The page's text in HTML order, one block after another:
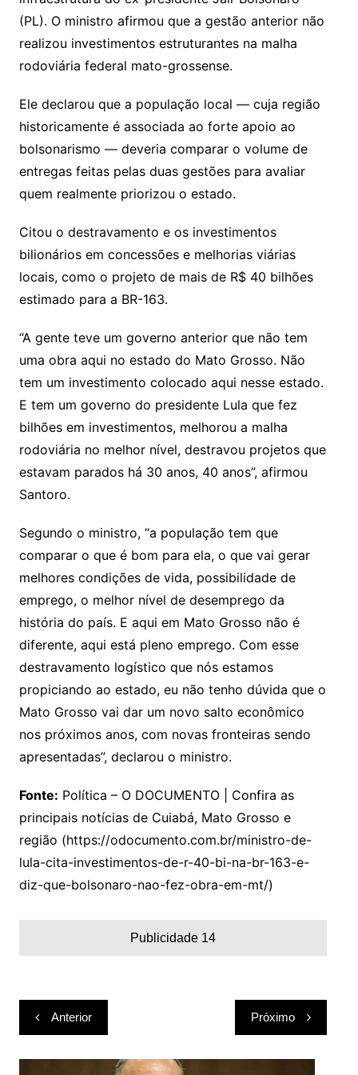
(PL). O ministro afirmou que a gestão anterior não
realizou investimentos estruturantes na malha
rodoviária federal mato-grossense.
Ele declarou que a população local — cuja região
historicamente é associada ao forte apoio ao
bolsonarismo — deveria comparar o volume de
entregas feitas pelas duas gestões para avaliar
quem realmente priorizou o estado.
Citou o destravamento e os investimentos
bilionários em concessões e melhorias viárias
locais, como o projeto de mais de R$ 40 bilhões
estimado para a BR-163.
“A gente teve um governo anterior que não tem
uma obra aqui no estado do Mato Grosso. Não
tem um investimento colocado aqui nesse estado.
E tem um governo do presidente Lula que fez
bilhões em investimentos, melhorou a malha
rodoviária no melhor nível, destravou projetos que
estavam parados há 30 anos, 40 anos”, afirmou
Santoro.
Segundo o ministro, “a população tem que
comparar o que é bom para ela, o que vai gerar
melhores condições de vida, possibilidade de
emprego, o melhor nível de desemprego da
história do país. E aqui em Mato Grosso não é
diferente, aqui está pleno emprego. Com esse
destravamento logístico que nós estamos
propiciando ao estado, eu não tenho dúvida que o
Mato Grosso vai dar um novo salto econômico
nos próximos anos, com novas fronteiras sendo
apresentadas”, declarou o ministro.
Fonte: Política – O DOCUMENTO | Confira as
principais notícias de Cuiabá, Mato Grosso e
região (https://odocumento.com.br/ministro-de-
lula-cita-investimentos-de-r-40-bi-na-br-163-e-
diz-que-bolsonaro-nao-fez-obra-em-mt/)
Publicidade 14
Navegação
de
Post
Anterior Próximo